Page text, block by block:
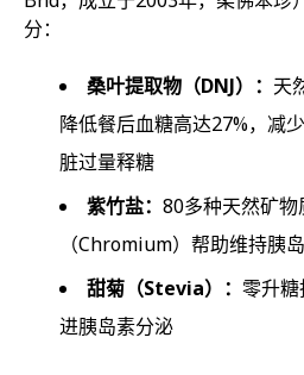
分：
桑叶提取物（DNJ）： 天
降低餐后血糖高达27%，减
脏过量释糖
紫竹盐： 80多种天然矿
（Chromium）帮助维持胰
甜菊（Stevia）： 零升
进胰岛素分泌